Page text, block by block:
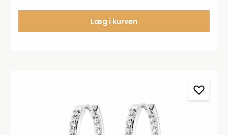
Læg i kurven